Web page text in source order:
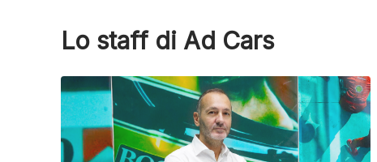
Lo staff di Ad Cars